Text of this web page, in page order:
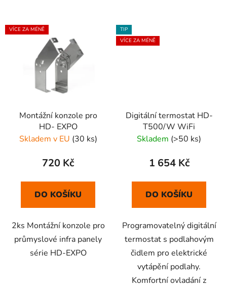
VÍCE ZA MÉNĚ
Montážní konzole pro
HD- EXPO
Skladem v EU (30 ks)
720 Kč
DO KOŠÍKU
2ks Montážní konzole pro
průmyslové infra panely
série HD-EXPO
TIP
VÍCE ZA MÉNĚ
Digitální termostat HD-
T500/W WiFi
Skladem (>50 ks)
1 654 Kč
DO KOŠÍKU
Programovatelný digitální
termostat s podlahovým
čidlem pro elektrické
vytápění podlahy.
Komfortní ovladání z